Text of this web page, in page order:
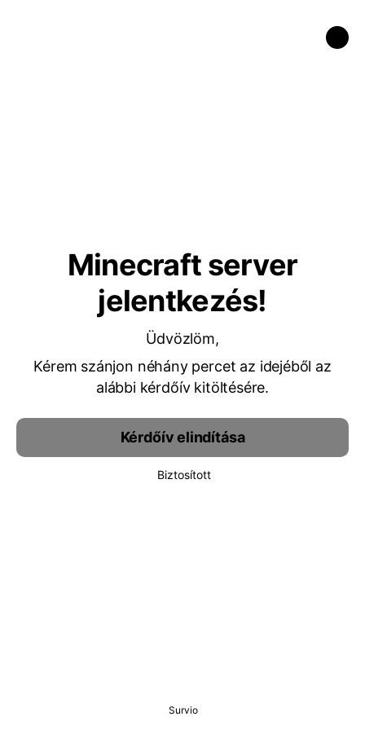
Minecraft server
jelentkezés!
Üdvözlöm,
Kérem szánjon néhány percet az idejéből az
alábbi kérdőív kitöltésére.
Kérdőív elindítása
Biztosított
Survio